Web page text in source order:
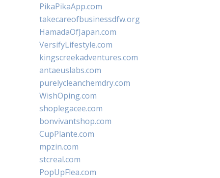
PikaPikaApp.com
takecareofbusinessdfw.org
HamadaOfJapan.com
VersifyLifestyle.com
kingscreekadventures.com
antaeuslabs.com
purelycleanchemdry.com
WishOping.com
shoplegacee.com
bonvivantshop.com
CupPlante.com
mpzin.com
stcreal.com
PopUpFlea.com